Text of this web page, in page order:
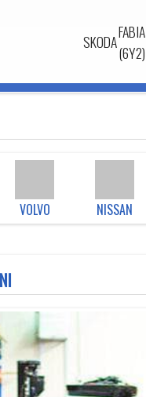
SKODAFABIA
(6Y2)
VOLVO NISSAN